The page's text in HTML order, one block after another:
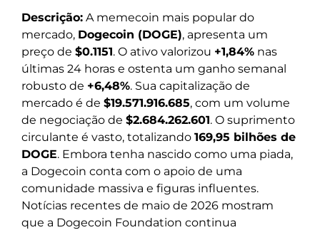
Descrição: A memecoin mais popular do
mercado, Dogecoin (DOGE), apresenta um
preço de $0.1151. O ativo valorizou +1,84% nas
últimas 24 horas e ostenta um ganho semanal
robusto de +6,48%. Sua capitalização de
mercado é de $19.571.916.685, com um volume
de negociação de $2.684.262.601. O suprimento
circulante é vasto, totalizando 169,95 bilhões de
DOGE. Embora tenha nascido como uma piada,
a Dogecoin conta com o apoio de uma
comunidade massiva e figuras influentes.
Notícias recentes de maio de 2026 mostram
que a Dogecoin Foundation continua